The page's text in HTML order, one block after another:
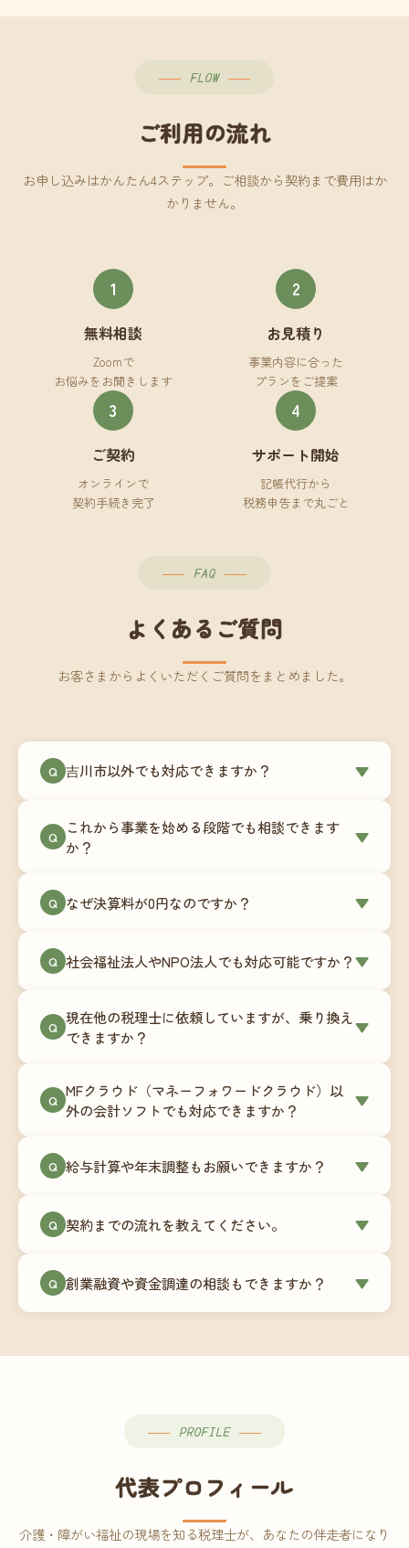
FLOW
ご利用の流れ
お申し込みはかんたん4ステップ。ご相談から契約まで費用はか
かりません。
1
無料相談
Zoomで
お悩みをお聞きします
2
お見積り
事業内容に合った
プランをご提案
3
ご契約
オンラインで
契約手続き完了
4
サポート開始
記帳代行から
税務申告まで丸ごと
FAQ
よくあるご質問
お客さまからよくいただくご質問をまとめました。
Q 吉川市以外でも対応できますか？ ▼
やチャットツールを使ったオンラインでのやり取
りが中心ですので、地域を問わずサポート可能で
業者さまにご利用いただいています。
Q
これから事業を始める段階でも相談できます
か？
▼
180,000円〜）をご用意しています。事業計画の段
談にも対応しています。
Q なぜ決算料が0円なのですか？ ▼
次で進めています。そのため、決算時に追加の作
リプション型の料金体系を実現しています。年間
コストが事前にわかるので、資金繰りの見通しも
Q 社会福祉法人やNPO法人でも対応可能ですか？▼
は営利法人とは会計基準や監査要件が異なるた
め、別途お見積りとなります。まずはお気軽にご
Q 現在他の税理士に依頼していますが、乗り換え
できますか？
▼
ます。前任の税理士事務所との連携や、過去の帳
簿データの移行もお手伝いします。決算期のタイ
での変更も対応可能です。
Q MFクラウド（マネーフォワードクラウド）以
外の会計ソフトでも対応できますか？
▼
供しています。これから会計ソフトを導入される
します。freee・弥生会計等をご利用中の場合は、
Q 給与計算や年末調整もお願いできますか？ ▼
怠集計あり／5名まで）は月額15,000円〜、年末調
す。人数が増える場合は別途お見積りします。
Q 契約までの流れを教えてください。 ▼
（30〜60分）でご事業内容・ご要望のヒアリング
→ ③お見積り・ご契約 → ④MFクラウドの初期設
談から契約まで費用は発生しませんので、お気軽
Q 創業融資や資金調達の相談もできますか？ ▼
PROFILE
代表プロフィール
介護・障がい福祉の現場を知る税理士が、あなたの伴走者になり